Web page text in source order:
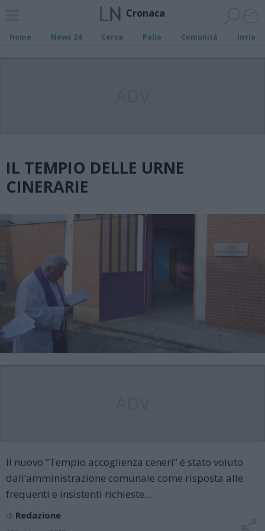
Cronaca
Home News 24 Cerca Palio Comunità Invia
IL TEMPIO DELLE URNE
CINERARIE
Il nuovo “Tempio accoglienza ceneri” è stato voluto
dall’amministrazione comunale come risposta alle
frequenti e insistenti richieste...
di Redazione